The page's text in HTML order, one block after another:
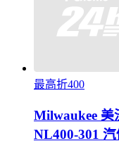
最高折400
Milwaukee 美
NL400-301